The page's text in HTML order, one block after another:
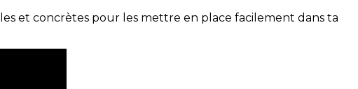
et concrètes pour les mettre en place facilement dans ta